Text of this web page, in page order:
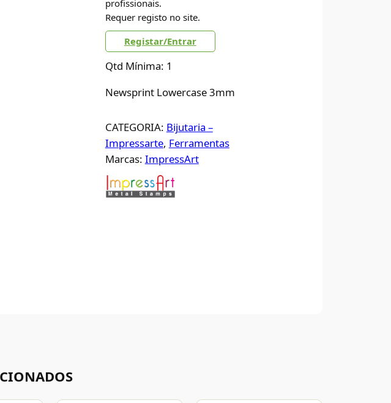
profissionais.
Requer registo no site.
Registar/Entrar
Qtd Mínima: 1
Newsprint Lowercase 3mm
CATEGORIA: Bijutaria –
Impressarte, Ferramentas
Marcas: ImpressArt